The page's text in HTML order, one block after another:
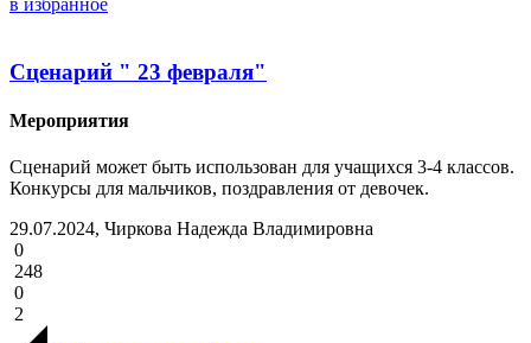
в избранное
Сценарий " 23 февраля"
Мероприятия
Сценарий может быть использован для учащихся 3-4 классов.
Конкурсы для мальчиков, поздравления от девочек.
29.07.2024, Чиркова Надежда Владимировна
0
248
0
2